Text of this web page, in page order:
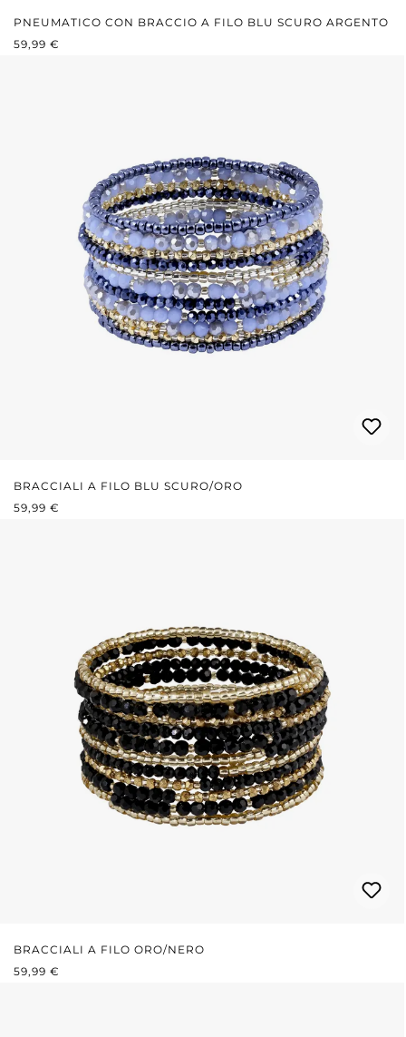
PNEUMATICO CON BRACCIO A FILO BLU SCURO ARGENTO
PREZZO NORMALE:
59,99 €
BRACCIALI A FILO BLU SCURO/ORO
PREZZO NORMALE:
59,99 €
BRACCIALI A FILO ORO/NERO
PREZZO NORMALE:
59,99 €